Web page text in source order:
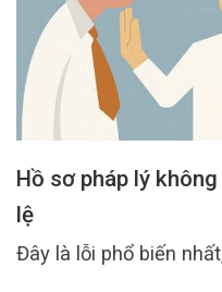
Hồ sơ pháp lý
lệ
Đây là lỗi phổ biến